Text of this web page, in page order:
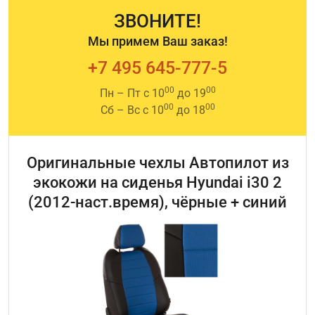
ЗВОНИТЕ!
Мы примем Ваш заказ!
+7 495 645-777-5
Пн – Пт с 1000 до 1900
Сб – Вс с 1000 до 1800
Оригинальные чехлы Автопилот из
экокожи на сиденья Hyundai i30 2
(2012-наст.время), чёрные + синий